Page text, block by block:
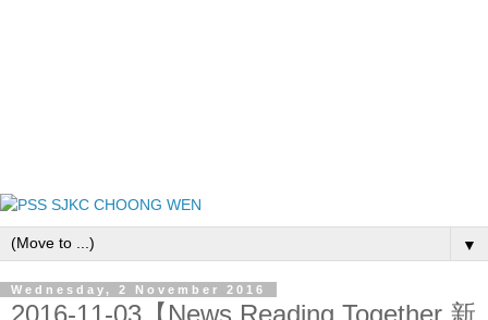
▼
Wednesday, 2 November 2016
2016-11-03【News Reading Together 新